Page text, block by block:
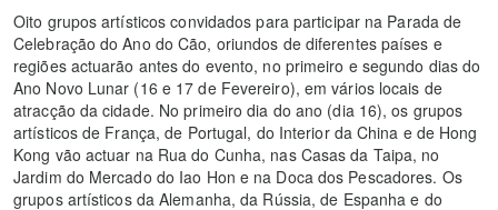
Oito grupos artísticos convidados para participar na Parada de
Celebração do Ano do Cão, oriundos de diferentes países e
regiões actuarão antes do evento, no primeiro e segundo dias do
Ano Novo Lunar (16 e 17 de Fevereiro), em vários locais de
atracção da cidade. No primeiro dia do ano (dia 16), os grupos
artísticos de França, de Portugal, do Interior da China e de Hong
Kong vão actuar na Rua do Cunha, nas Casas da Taipa, no
Jardim do Mercado do Iao Hon e na Doca dos Pescadores. Os
grupos artísticos da Alemanha, da Rússia, de Espanha e do